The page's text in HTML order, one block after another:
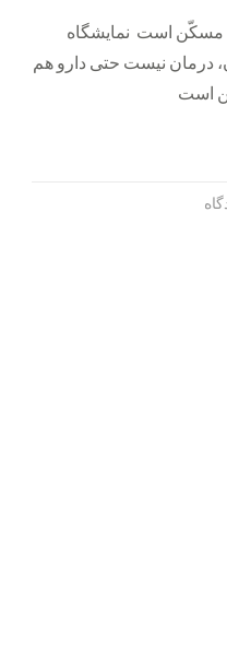
مسکّن است نمایشگاه
درمان نیست حتی دارو هم
است